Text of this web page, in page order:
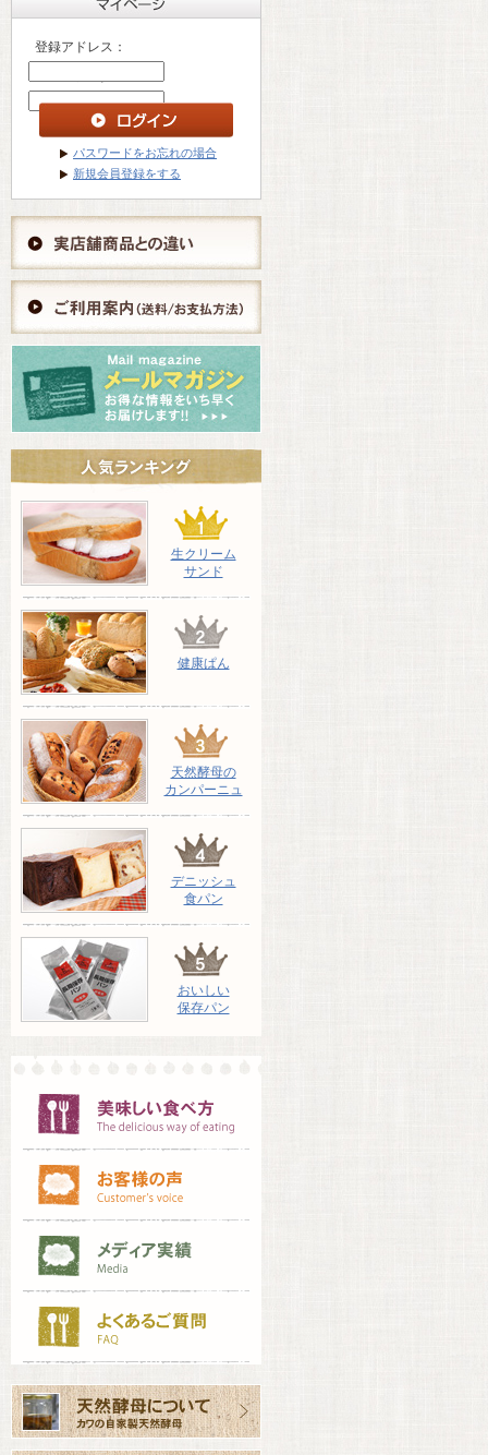
登録アドレス：
パスワードをお忘れの場合
新規会員登録をする
生クリーム
サンド
健康ぱん
天然酵母の
カンパーニュ
デニッシュ
食パン
おいしい
保存パン